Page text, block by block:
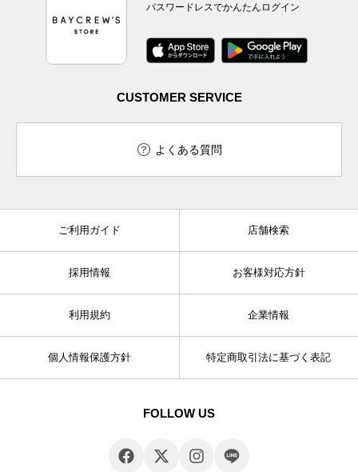
パスワードレスでかんたんログイン
CUSTOMER SERVICE
よくある質問
ご利用ガイド 店舗検索
採用情報 お客様対応方針
利用規約 企業情報
個人情報保護方針 特定商取引法に基づく表記
FOLLOW US